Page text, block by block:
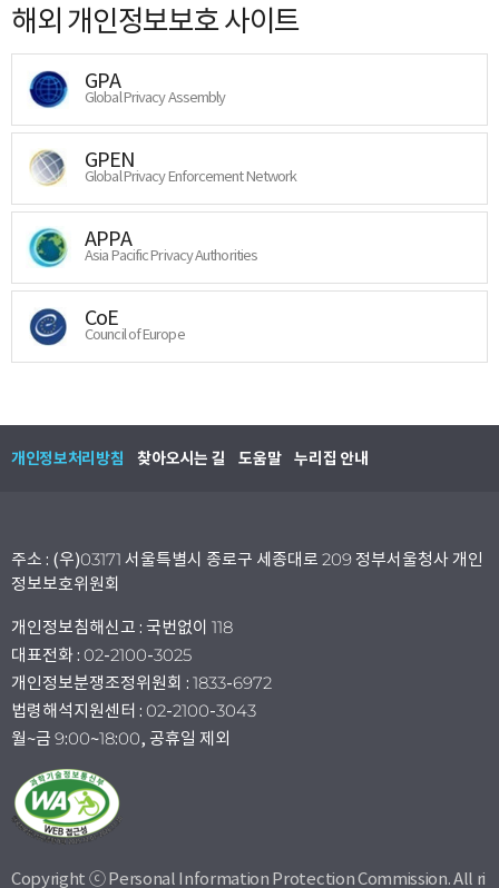
해외 개인정보보호 사이트
GPA
Global Privacy Assembly
GPEN
Global Privacy Enforcement Network
APPA
Asia Pacific Privacy Authorities
CoE
Council of Europe
개인정보처리방침 찾아오시는 길 도움말 누리집 안내
주소 : (우)03171 서울특별시 종로구 세종대로 209 정부서울청사 개인
정보보호위원회
개인정보침해신고 : 국번없이 118
대표전화 : 02-2100-3025
개인정보분쟁조정위원회 : 1833-6972
법령해석지원센터 : 02-2100-3043
월~금 9:00~18:00, 공휴일 제외
Copyright ⓒ Personal Information Protection Commission. All ri